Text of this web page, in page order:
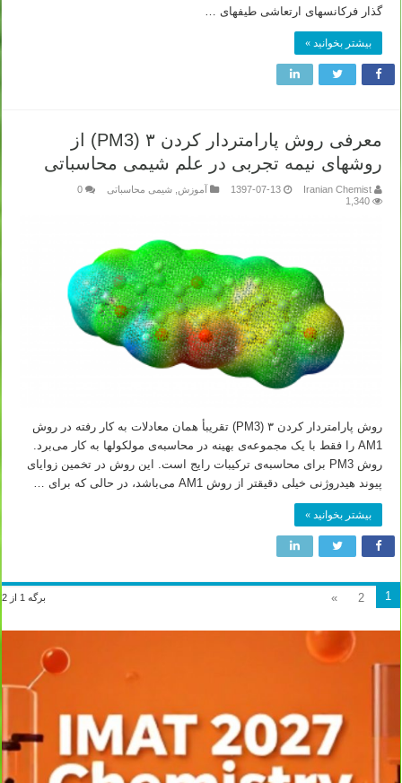
گذار فرکانسهای ارتعاشی طیفهای …
بیشتر بخوانید »
معرفی روش پارامتردار کردن ۳ (PM3) از
روشهای نیمه تجربی در علم شیمی محاسباتی
Iranian Chemist
1397-07-13 آموزش شیمی محاسباتی
0
1,340
روش پارامتردار کردن ۳ (PM3) تقریبأ همان معادلات به کار رفته در روش
AM1 را فقط با یک مجموعه‌ی بهینه در محاسبه‌ی مولکولها به کار می‌برد.
روش PM3 برای محاسبه‌ی ترکیبات رایج است. این روش در تخمین زوایای
پیوند هیدروژنی خیلی دقیقتر از روش AM1 می‌باشد، در حالی که برای …
بیشتر بخوانید »
برگه 1 از 2 1
2
»